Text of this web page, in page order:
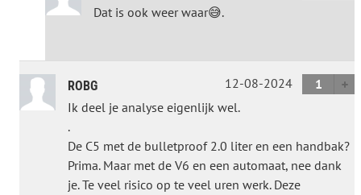
Dat is ook weer waar😅.
ROBG 12-08-2024
1
Ik deel je analyse eigenlijk wel.
.
De C5 met de bulletproof 2.0 liter en een handbak?
Prima. Maar met de V6 en een automaat, nee dank
je. Te veel risico op te veel uren werk. Deze